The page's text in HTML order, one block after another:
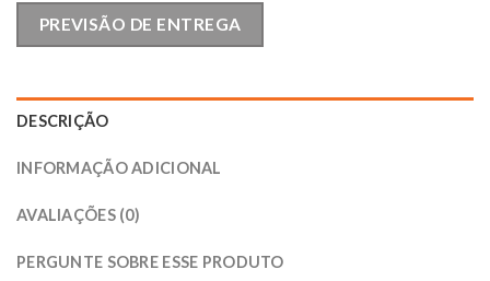
PREVISÃO DE ENTREGA
DESCRIÇÃO
INFORMAÇÃO ADICIONAL
AVALIAÇÕES (0)
PERGUNTE SOBRE ESSE PRODUTO